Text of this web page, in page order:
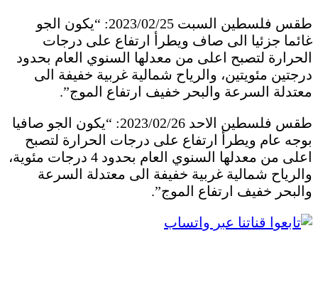
طقس فلسطين السبت 2023/02/25: “يكون الجو
غائما جزئيا الى صاف ويطرأ ارتفاع على درجات
الحرارة لتصبح اعلى من معدلها السنوي العام بحدود
درجتين مئويتين، والرياح شمالية غربية خفيفة الى
معتدلة السرعة والبحر خفيف ارتفاع الموج”.
طقس فلسطين الاحد 2023/02/26: “يكون الجو صافيا
بوجه عام ويطرأ ارتفاع على درجات الحرارة لتصبح
اعلى من معدلها السنوي العام بحدود 4 درجات مئوية،
والرياح شمالية غربية خفيفة الى معتدلة السرعة
والبحر خفيف ارتفاع الموج”.